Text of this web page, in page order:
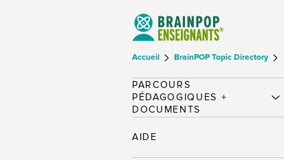
Accueil BrainPOP Topic Directory
PARCOURS
PÉDAGOGIQUES +
DOCUMENTS
AIDE